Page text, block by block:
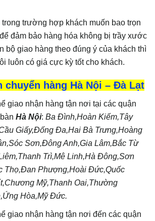
trong trường hợp khách muốn bao trọn
đảm bảo hàng hóa không bị trầy xước
bộ giao hàng theo đúng ý của khách thì
luôn có giá cực kỳ tốt cho khách.
chuyển hàng Hà Nội – Đà Lạt
giao nhận hàng tận nơi tại các quận
bànHà Nội:Ba Đình,Hoàn Kiếm,Tây
Giấy,Đống Đa,Hai Bà Trưng,Hoàng
Sơn,Đông Anh,Gia Lâm,Bắc Từ
Trì,Mê Linh,Hà Đông,Sơn
Thọ,Đan Phượng,Hoài Đức,Quốc
Mỹ,Thanh Oai,Thường
Hòa,Mỹ Đức.
giao nhận hàng tận nơi đến các quận